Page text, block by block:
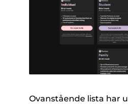
Ovanstående lista har